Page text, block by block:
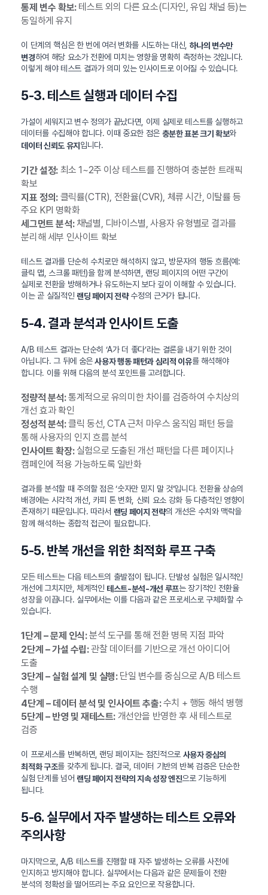
통제 변수 확보:테스트 외의 다른 요소(디자인, 유입 채널 등)는
동일하게 유지
이 단계의 핵심은 한 번에 여러 변화를 시도하는 대신, 하나의 변수만
변경하여 해당 요소가 전환에 미치는 영향을 명확히 측정하는 것입니다.
이렇게 해야 테스트 결과가 의미 있는 인사이트로 이어질 수 있습니다.
5-3. 테스트 실행과 데이터 수집
가설이 세워지고 변수 정의가 끝났다면, 이제 실제로 테스트를 실행하고
데이터를 수집해야 합니다. 이때 중요한 점은 충분한 표본 크기 확보와
데이터 신뢰도 유지 입니다.
기간 설정:최소 1~2주 이상 테스트를 진행하여 충분한 트래픽
확보
지표 정의:클릭률(CTR), 전환율(CVR), 체류 시간, 이탈률 등
주요 KPI 명확화
세그먼트 분석:채널별, 디바이스별, 사용자 유형별로 결과를
분리해 세부 인사이트 확보
테스트 결과를 단순히 수치로만 해석하지 않고, 방문자의 행동 흐름(예:
클릭 맵, 스크롤 패턴)을 함께 분석하면, 랜딩 페이지의 어떤 구간이
실제로 전환을 방해하거나 유도하는지 보다 깊이 이해할 수 있습니다.
이는 곧 실질적인 랜딩 페이지 전략수정의 근거가 됩니다.
5-4. 결과 분석과 인사이트 도출
A/B 테스트 결과는 단순히 ‘A가 더 좋다’라는 결론을 내기 위한 것이
아닙니다. 그 뒤에 숨은사용자 행동 패턴과 심리적 이유를 해석해야
합니다. 이를 위해 다음의 분석 포인트를 고려합니다.
정량적 분석:통계적으로 유의미한 차이를 검증하여 수치상의
개선 효과 확인
정성적 분석:클릭 동선, CTA 근처 마우스 움직임 패턴 등을
통해 사용자의 인지 흐름 분석
인사이트 확장:실험으로 도출된 개선 패턴을 다른 페이지나
캠페인에 적용 가능하도록 일반화
결과를 분석할 때 주의할 점은 ‘숫자만 믿지 말 것’입니다. 전환율 상승의
배경에는 시각적 개선, 카피 톤 변화, 신뢰 요소 강화 등 다층적인 영향이
존재하기 때문입니다. 따라서 랜딩 페이지 전략의 개선은 수치와 맥락을
함께 해석하는 종합적 접근이 필요합니다.
5-5. 반복 개선을 위한 최적화 루프 구축
모든 테스트는 다음 테스트의 출발점이 됩니다. 단발성 실험은 일시적인
개선에 그치지만, 체계적인 테스트-분석-개선 루프는 장기적인 전환율
성장을 이끕니다. 실무에서는 이를 다음과 같은 프로세스로 구체화할 수
있습니다.
1단계 – 문제 인식:분석 도구를 통해 전환 병목 지점 파악
2단계 – 가설 수립:관찰 데이터를 기반으로 개선 아이디어
도출
3단계 – 실험 설계 및 실행:단일 변수를 중심으로 A/B 테스트
수행
4단계 – 데이터 분석 및 인사이트 추출:수치 + 행동 해석 병행
5단계 – 반영 및 재테스트:개선안을 반영한 후 새 테스트로
검증
이 프로세스를 반복하면, 랜딩 페이지는 점진적으로 사용자 중심의
최적화 구조를 갖추게 됩니다. 결국, 데이터 기반의 반복 검증은 단순한
실험 단계를 넘어 랜딩 페이지 전략의 지속 성장 엔진으로 기능하게
됩니다.
5-6. 실무에서 자주 발생하는 테스트 오류와
주의사항
마지막으로, A/B 테스트를 진행할 때 자주 발생하는 오류를 사전에
인지하고 방지해야 합니다. 실무에서는 다음과 같은 문제들이 전환
분석의 정확성을 떨어뜨리는 주요 요인으로 작용합니다.